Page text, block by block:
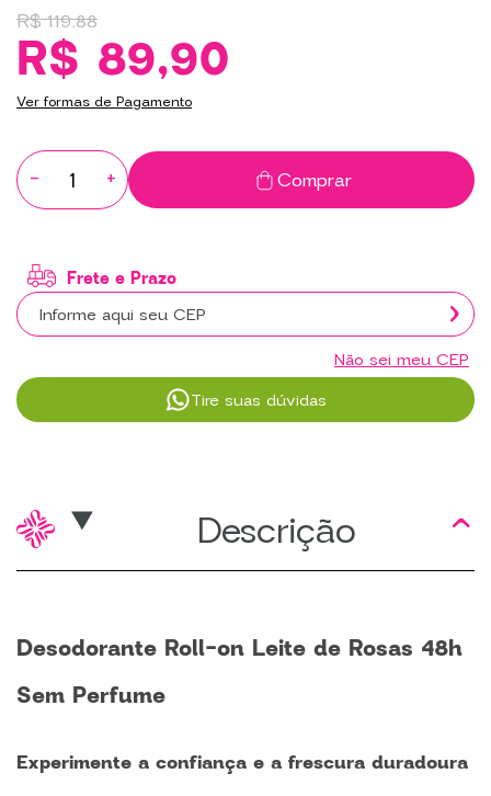
R$ 119,88
R$ 89,90
Ver formas de Pagamento
- + Comprar
Não sei meu CEP
Tire suas dúvidas
Descrição
Desodorante Roll-on Leite de Rosas 48h
Sem Perfume
Experimente a confiança e a frescura duradoura